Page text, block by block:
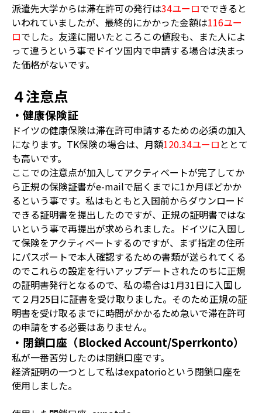
派遣先大学からは滞在許可の発行は34ユーロでできると
いわれていましたが、最終的にかかった金額は116ユー
ロでした。友達に聞いたところこの値段も、また人によ
って違うという事でドイツ国内で申請する場合は決まっ
た価格がないです。
４注意点
・健康保険証
ドイツの健康保険は滞在許可申請するための必須の加入
になります。TK保険の場合は、月額120.34ユーロ ととて
も高いです。
ここでの注意点が加入してアクティベートが完了してか
ら正規の保険証書がe-mailで届くまでに1か月ほどかか
るという事です。私はもともと入国前からダウンロード
できる証明書を提出したのですが、正規の証明書ではな
いという事で再提出が求められました。ドイツに入国し
て保険をアクティベートするのですが、まず指定の住所
にパスポートで本人確認するための書類が送られてくる
のでこれらの設定を行いアップデートされたのちに正規
の証明書発行となるので、私の場合は1月31日に入国し
て２月25日に証書を受け取りました。そのため正規の証
明書を受け取るまでに時間がかかるため急いで滞在許可
の申請をする必要はありません。
・閉鎖口座（Blocked Account/Sperrkonto）
私が一番苦労したのは閉鎖口座です。
経済証明の一つとして私はexpatorioという閉鎖口座を
使用しました。